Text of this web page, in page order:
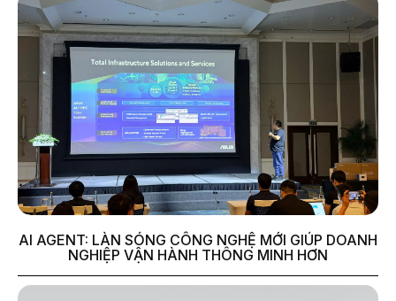
AI AGENT: LÀN SÓNG CÔNG NGHỆ MỚI GIÚP DOANH
NGHIỆP VẬN HÀNH THÔNG MINH HƠN